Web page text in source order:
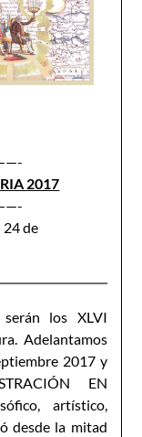
2017
24 de
los XLVI
Adelantamos
2017 y
EN
artístico,
desde la mitad